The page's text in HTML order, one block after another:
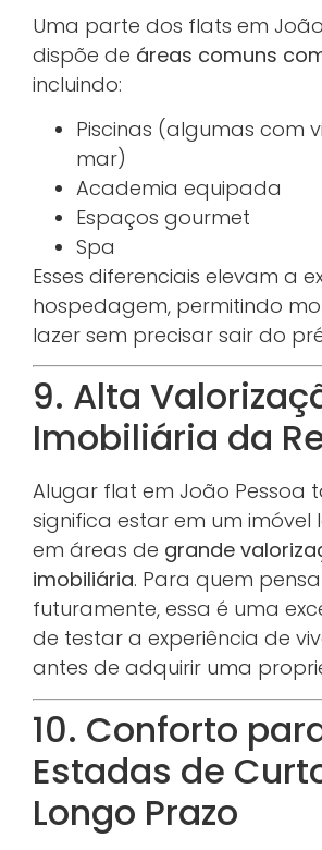
Uma parte dos flats em
dispõe de áreas comuns
incluindo:
Piscinas (algumas com
mar)
Academia equipada
Espaços gourmet
Spa
Esses diferenciais elevam a
hospedagem, permitindo
lazer sem precisar sair do
9. Alta
Imobiliária da
Alugar flat em João Pessoa
significa estar em um imóvel
em áreas de grande
imobiliária. Para quem
futuramente, essa é uma
de testar a experiência de
antes de adquirir uma
10. Conforto
Estadas de
Longo Prazo